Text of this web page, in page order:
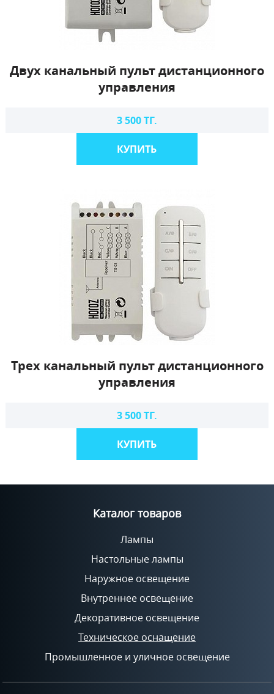
Двух канальный пульт дистанционного
управления
3 500 ТГ.
КУПИТЬ
Трех канальный пульт дистанционного
управления
3 500 ТГ.
КУПИТЬ
Каталог товаров
Лампы
Настольные лампы
Наружное освещение
Внутреннее освещение
Декоративное освещение
Техническое оснащение
Промышленное и уличное освещение